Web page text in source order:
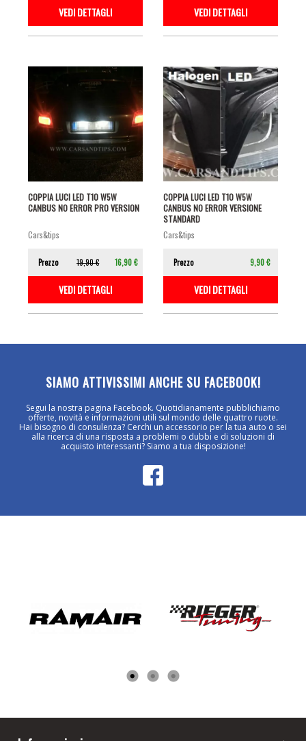
VEDI DETTAGLI VEDI DETTAGLI
COPPIA LUCI LED T10 W5W
CANBUS NO ERROR PRO VERSION
cars&tips
Prezzo 19,90 € 16,90 €
VEDI DETTAGLI
COPPIA LUCI LED T10 W5W
CANBUS NO ERROR VERSIONE
STANDARD
cars&tips
Prezzo 9,90 €
VEDI DETTAGLI
SIAMO ATTIVISSIMI ANCHE SU FACEBOOK!
Segui la nostra pagina Facebook. Quotidianamente pubblichiamo
offerte, novità e informazioni utili sul mondo delle quattro ruote.
Hai bisogno di consulenza? Cerchi un accessorio per la tua auto o sei
alla ricerca di una risposta a problemi o dubbi e di soluzioni di
acquisto interessanti? Siamo a tua disposizione!